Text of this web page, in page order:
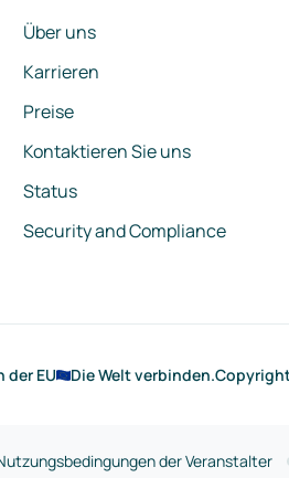
Über uns
Karrieren
Preise
Kontaktieren Sie uns
Status
Security and Compliance
der EU Die Welt verbinden.
der Veranstalter